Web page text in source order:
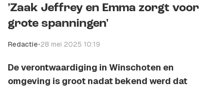
'Zaak Jeffrey en Emma zorgt voor
grote spanningen'
Redactie•28 mei 2025 10:19
De verontwaardiging in Winschoten en
omgeving is groot nadat bekend werd dat